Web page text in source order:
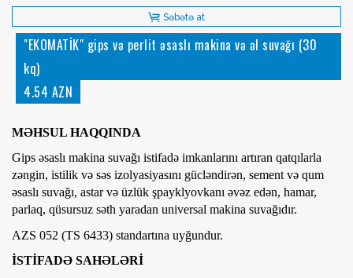
Səbətə at
"EKOMATİK" gips və perlit əsaslı makina və əl suvağı (30
kq)
4.54 AZN
MƏHSUL HAQQINDA
Gips əsaslı makina suvağı istifadə imkanlarını artıran qatqılarla
zəngin, istilik və səs izolyasiyasını gücləndirən, sement və qum
əsaslı suvağı, astar və üzlük şpayklyovkanı əvəz edən, hamar,
parlaq, qüsursuz səth yaradan universal makina suvağıdır.
AZS 052 (TS 6433) standartına uyğundur.
İSTİFADƏ SAHƏLƏRİ